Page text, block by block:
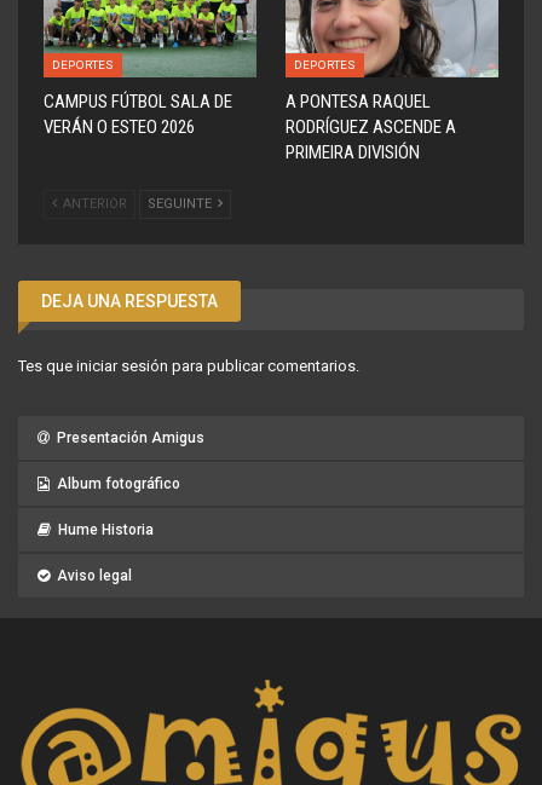
DEPORTES
CAMPUS FÚTBOL SALA DE
VERÁN O ESTEO 2026
DEPORTES
A PONTESA RAQUEL
RODRÍGUEZ ASCENDE A
PRIMEIRA DIVISIÓN
ANTERIOR SEGUINTE
DEJA UNA RESPUESTA
Tes que iniciar sesión para publicar comentarios.
Presentación Amigus
Album fotográfico
Hume Historia
Aviso legal